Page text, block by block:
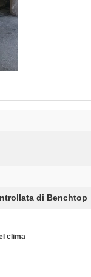
di Benchtop
clima